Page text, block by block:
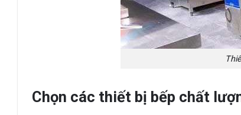
Chọn các thiết bị bếp chất